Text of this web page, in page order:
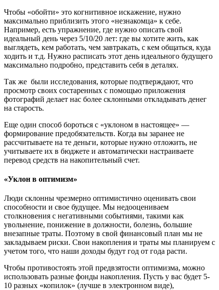
Чтобы «обойти» это когнитивное искажение, нужно
максимально приблизить этого «незнакомца» к себе.
Например, есть упражнение, где нужно описать свой
идеальный день через 5/10/20 лет: где вы хотите жить, как
выглядеть, кем работать, чем завтракать, с кем общаться, куда
ходить и т.д. Нужно расписать этот день идеального будущего
максимально подробно, представить себя в деталях.
Так же были исследования, которые подтверждают, что
просмотр своих состаренных с помощью приложения
фотографий делает нас более склонными откладывать денег
на старость.
Еще один способ бороться с «уклоном в настоящее» —
формирование предобязательств. Когда вы заранее не
рассчитываете на те деньги, которые нужно отложить, не
учитываете их в бюджете и автоматически настраиваете
перевод средств на накопительный счет.
«Уклон в оптимизм»
Люди склонны чрезмерно оптимистично оценивать свои
способности и свое будущее. Мы недооцениваем
столкновения с негативными событиями, такими как
увольнение, понижение в должности, болезнь, большие
внезапные траты. Поэтому в свой финансовый план мы не
закладываем риски. Свои накопления и траты мы планируем с
учетом того, что наши доходы будут год от года расти.
Чтобы противостоять этой предвзятости оптимизма, можно
использовать разные фонды накопления. Пусть у вас будет 5-
10 разных «копилок» (лучше в электронном виде),